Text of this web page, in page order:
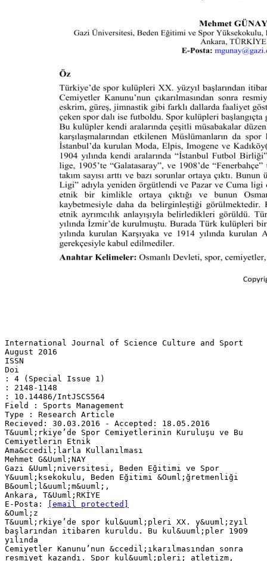
International Journal of Science Culture and Sport
August 2016
ISSN
Doi
: 4 (Special Issue 1)
: 2148-1148
: 10.14486/IntJSCS564
Field : Sports Management
Type : Research Article
Recieved: 30.03.2016 - Accepted: 18.05.2016
T&uuml;rkiye’de Spor Cemiyetlerinin Kuruluşu ve Bu
Cemiyetlerin Etnik
Ama&ccedil;larla Kullanılması
Mehmet G&Uuml;NAY
Gazi &Uuml;niversitesi, Beden Eğitimi ve Spor
Y&uuml;ksekokulu, Beden Eğitimi &Ouml;ğretmenliği
B&ouml;l&uuml;m&uuml;,
Ankara, T&Uuml;RKİYE
E-Posta:
[email protected]